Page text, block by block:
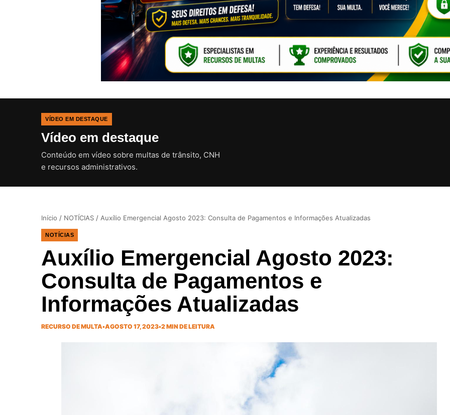
VÍDEO EM DESTAQUE
Vídeo em destaque
Conteúdo em vídeo sobre multas de trânsito, CNH
e recursos administrativos.
Início / NOTÍCIAS / Auxílio Emergencial Agosto 2023: Consulta de Pagamentos e Informações Atualizadas
NOTÍCIAS
Auxílio Emergencial Agosto 2023:
Consulta de Pagamentos e
Informações Atualizadas
RECURSO DE MULTA•AGOSTO 17, 2023•2 MIN DE LEITURA